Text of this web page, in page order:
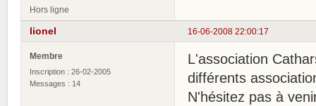
Hors ligne
16-06-2008 22:00:17
lionel
Membre
Inscription : 26-02-2005
Messages : 14
L'association
différents
N'hésitez pas à